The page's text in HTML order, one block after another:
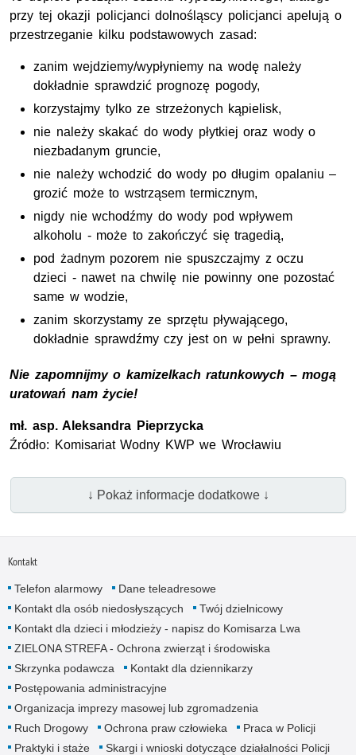
przy tej okazji policjanci dolnośląscy policjanci apelują o
przestrzeganie kilku podstawowych zasad:
zanim wejdziemy/wypłyniemy na wodę należy
dokładnie sprawdzić prognozę pogody,
korzystajmy tylko ze strzeżonych kąpielisk,
nie należy skakać do wody płytkiej oraz wody o
niezbadanym gruncie,
nie należy wchodzić do wody po długim opalaniu –
grozić może to wstrząsem termicznym,
nigdy nie wchodźmy do wody pod wpływem
alkoholu - może to zakończyć się tragedią,
pod żadnym pozorem nie spuszczajmy z oczu
dzieci - nawet na chwilę nie powinny one pozostać
same w wodzie,
zanim skorzystamy ze sprzętu pływającego,
dokładnie sprawdźmy czy jest on w pełni sprawny.
Nie zapomnijmy o kamizelkach ratunkowych – mogą
uratowań nam życie!
mł. asp.Aleksandra Pieprzycka
Źródło: Komisariat Wodny KWP we Wrocławiu
↓ Pokaż informacje dodatkowe ↓
Kontakt
Telefon alarmowy
Dane teleadresowe
Kontakt dla osób niedosłyszących
Twój dzielnicowy
Kontakt dla dzieci i młodzieży - napisz do Komisarza Lwa
ZIELONA STREFA - Ochrona zwierząt i środowiska
Skrzynka podawcza
Kontakt dla dziennikarzy
Postępowania administracyjne
Organizacja imprezy masowej lub zgromadzenia
Ruch Drogowy
Ochrona praw człowieka
Praca w Policji
Praktyki i staże
Skargi i wnioski dotyczące działalności Policji